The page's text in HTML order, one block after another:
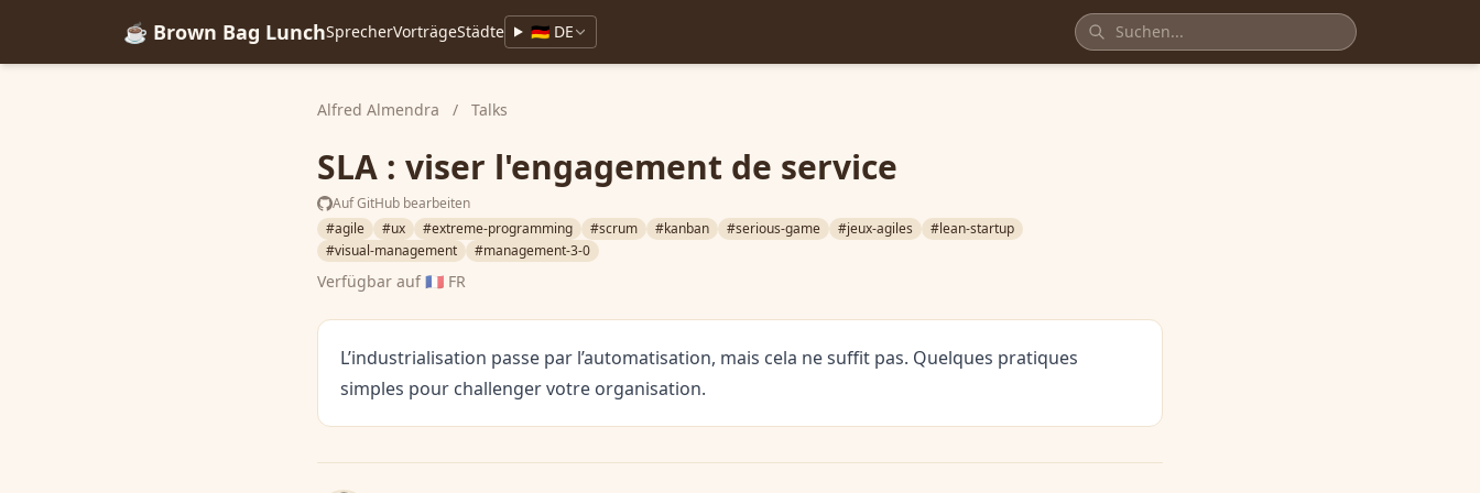
☕ Brown Bag LunchSprecherVorträgeStädte 🇩🇪 DE
Alfred Almendra / Talks
SLA : viser l'engagement de service
Auf GitHub bearbeiten
#agile
#ux #extreme-programming #scrum #kanban #serious-game #jeux-agiles
#lean-startup
#visual-management
#management-3-0
Verfügbar auf🇫🇷 FR
L’industrialisation passe par l’automatisation, mais cela ne suffit pas. Quelques pratiques
simples pour challenger votre organisation.